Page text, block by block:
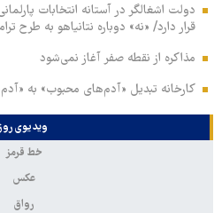
دولت اشغالگر در آستانه انتخابات
قرار دارد/ «نه» دوباره نتانیاهو به طرح
مذاکره از نقطه صفر آغاز نمی‌شود
کارخانه تبدیل «آدم‌های محبوب» به
ویدیوی روز
خط قرمز
عکس
رواق